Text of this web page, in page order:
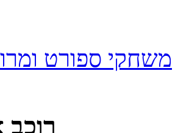
משחקי ספורט